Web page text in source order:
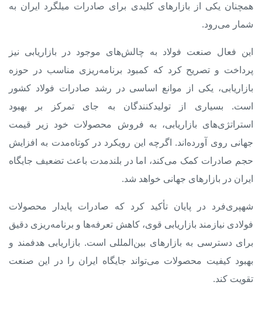
همچنان یکی از بازارهای کلیدی برای صادرات میلگرد ایران به
شمار می‌رود.
این فعال صنعت فولاد به چالش‌های موجود در بازاریابی نیز
پرداخت و تصریح کرد که کمبود برنامه‌ریزی مناسب در حوزه
بازاریابی، یکی از موانع اساسی در رشد صادرات فولاد کشور
است. بسیاری از تولیدکنندگان به جای تمرکز بر بهبود
استراتژی‌های بازاریابی، به فروش محصولات خود زیر قیمت
جهانی روی آورده‌اند. اگرچه این رویکرد در کوتاه‌مدت به افزایش
حجم صادرات کمک می‌کند، اما در بلندمدت باعث تضعیف جایگاه
ایران در بازارهای جهانی خواهد شد.
شهپری‌فرد در پایان تأکید کرد که صادرات پایدار محصولات
فولادی نیازمند بازاریابی قوی، کاهش تعرفه‌ها و برنامه‌ریزی دقیق
برای دسترسی به بازارهای بین‌المللی است. بازاریابی هدفمند و
بهبود کیفیت محصولات می‌تواند جایگاه ایران را در این صنعت
تقویت کند.